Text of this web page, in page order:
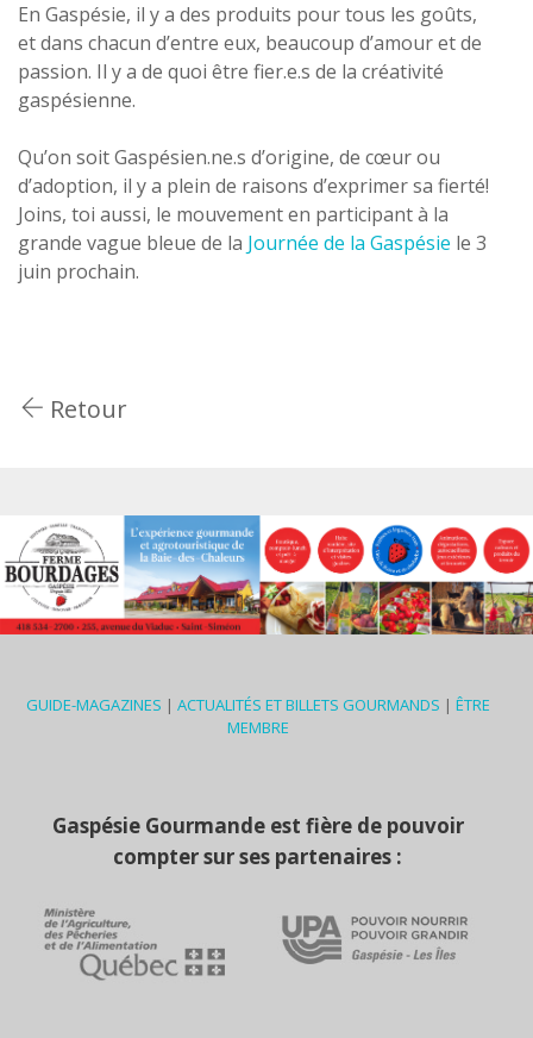
En Gaspésie, il y a des produits pour tous les goûts,
et dans chacun d’entre eux, beaucoup d’amour et de
passion. Il y a de quoi être fier.e.s de la créativité
gaspésienne.
Qu’on soit Gaspésien.ne.s d’origine, de cœur ou
d’adoption, il y a plein de raisons d’exprimer sa fierté!
Joins, toi aussi, le mouvement en participant à la
grande vague bleue de la Journée de la Gaspésie le 3
juin prochain.
Retour
GUIDE-MAGAZINES | ACTUALITÉS ET BILLETS GOURMANDS | ÊTRE
MEMBRE
Gaspésie Gourmande est fière de pouvoir
compter sur ses partenaires :